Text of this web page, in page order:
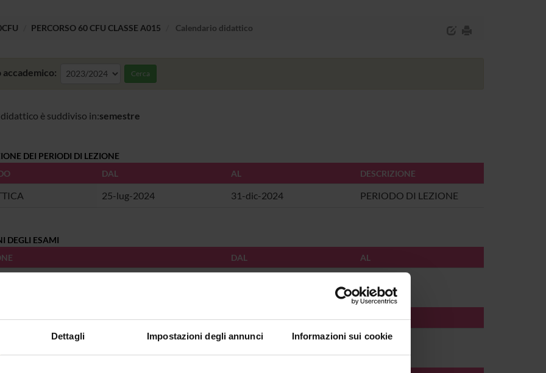
Dettagli Impostazioni degli annunci Informazioni sui cookie
PERCORSO 60 CFU CLASSE A015 Calendario didattico
accademico: Cerca
è suddiviso in:semestre
DEI PERIODI DI LEZIONE
DAL AL DESCRIZIONE
25-lug-2024 31-dic-2024 PERIODO DI LEZIONE
DEGLI ESAMI
DAL AL
DAL AL